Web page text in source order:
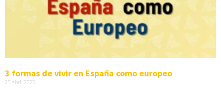
3 formas de vivir en España como europeo
25 abril 2025